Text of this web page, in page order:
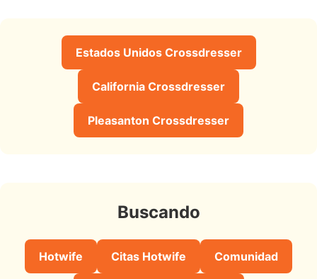
Estados Unidos Crossdresser
California Crossdresser
Pleasanton Crossdresser
Buscando
Hotwife Citas Hotwife Comunidad